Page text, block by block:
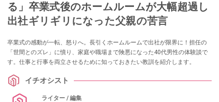
る」卒業式後のホームルームが大幅超過し
出社ギリギリになった父親の苦言
卒業式の感動が一転、怒りへ。長引くホームルームで出社が限界に！担任の
「世間とのズレ」に憤り、家庭や職場まで険悪になった40代男性の体験談で
す。仕事と行事を両立させるために知っておきたい教訓を紹介します。
イチオシスト
ライター / 編集